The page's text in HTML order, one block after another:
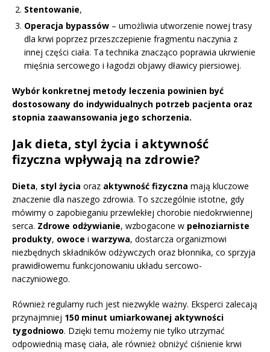
Stentowanie,
Operacja bypassów – umożliwia utworzenie nowej trasy
dla krwi poprzez przeszczepienie fragmentu naczynia z
innej części ciała. Ta technika znacząco poprawia ukrwienie
mięśnia sercowego i łagodzi objawy dławicy piersiowej.
Wybór konkretnej metody leczenia powinien być
dostosowany do indywidualnych potrzeb pacjenta oraz
stopnia zaawansowania jego schorzenia.
Jak dieta, styl życia i aktywność
fizyczna wpływają na zdrowie?
Dieta, styl życia oraz aktywność fizyczna mają kluczowe
znaczenie dla naszego zdrowia. To szczególnie istotne, gdy
mówimy o zapobieganiu przewlekłej chorobie niedokrwiennej
serca. Zdrowe odżywianie, wzbogacone w pełnoziarniste
produkty, owoce i warzywa, dostarcza organizmowi
niezbędnych składników odżywczych oraz błonnika, co sprzyja
prawidłowemu funkcjonowaniu układu sercowo-
naczyniowego.
Również regularny ruch jest niezwykle ważny. Eksperci zalecają
przynajmniej 150 minut umiarkowanej aktywności
tygodniowo. Dzięki temu możemy nie tylko utrzymać
odpowiednią masę ciała, ale również obniżyć ciśnienie krwi